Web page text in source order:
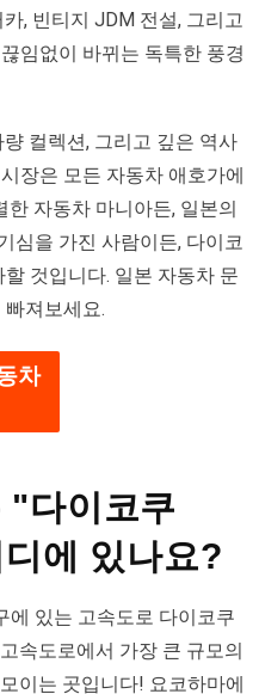
, 빈티지 JDM 전설, 그리고
임없이 바뀌는 독특한 풍경
컬렉션, 그리고 깊은 역사
장은 모든 자동차 애호가에
자동차 마니아든, 일본의
심을 가진 사람이든, 다이코
것입니다. 일본 자동차 문
져보세요.
차
"다이코쿠
에 있나요?
에 있는 고속도로 다이코쿠
속도로에서 가장 큰 규모의
이는 곳입니다! 요코하마에